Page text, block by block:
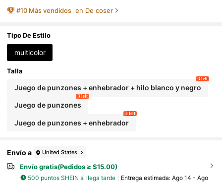
ro multifuncional DIY con cabeza de zapato reem
n de calzado y costura para el hogar. Suministros
de artesanía y costura. Conveniente y práctico.
#10 Más vendidos en De coser
Tipo De Estilo
multicolor
Talla
Juego de punzones + enhebrador + hilo blanco y negro
3 left
Juego de punzones
3 left
Juego de punzones + enhebrador
3 left
Envío a United States
Envío gratis(Pedidos ≥ $15.00)
500 puntos SHEIN si llega tarde Entrega estimada: Ago 14 - Ago